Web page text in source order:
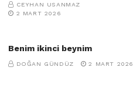
CEYHAN USANMAZ
2 MART 2026
Benim ikinci beynim
DOĞAN GÜNDÜZ 2 MART 2026